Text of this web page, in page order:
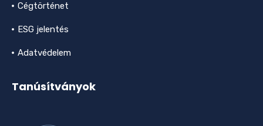
Cégtörténet
ESG jelentés
Adatvédelem
Tanúsítványok